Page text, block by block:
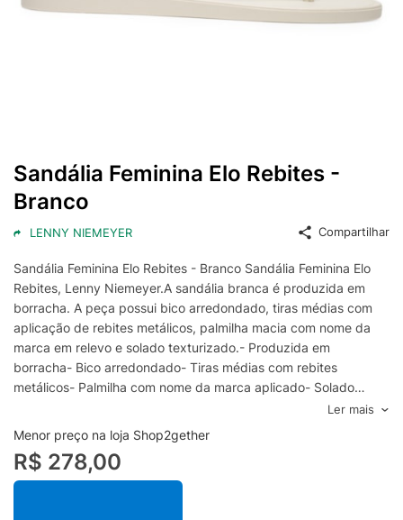
Sandália Feminina Elo Rebites -
Branco
LENNY NIEMEYER Compartilhar
Sandália Feminina Elo Rebites - Branco Sandália Feminina Elo
Rebites, Lenny Niemeyer.A sandália branca é produzida em
borracha. A peça possui bico arredondado, tiras médias com
aplicação de rebites metálicos, palmilha macia com nome da
marca em relevo e solado texturizado.- Produzida em
borracha- Bico arredondado- Tiras médias com rebites
metálicos- Palmilha com nome da marca aplicado- Solado
BorrachaCor: BrancoMarca: Lenny Niemeyer
Ler mais
Menor preço na loja Shop2gether
R$ 278,00